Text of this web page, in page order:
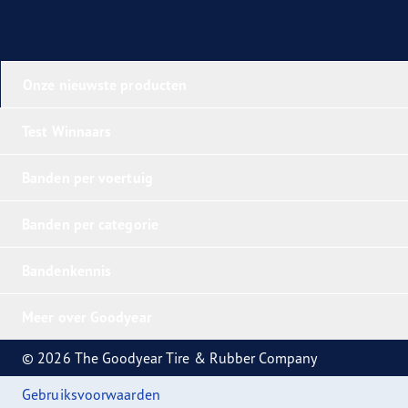
© 2026 The Goodyear Tire & Rubber Company
Gebruiksvoorwaarden